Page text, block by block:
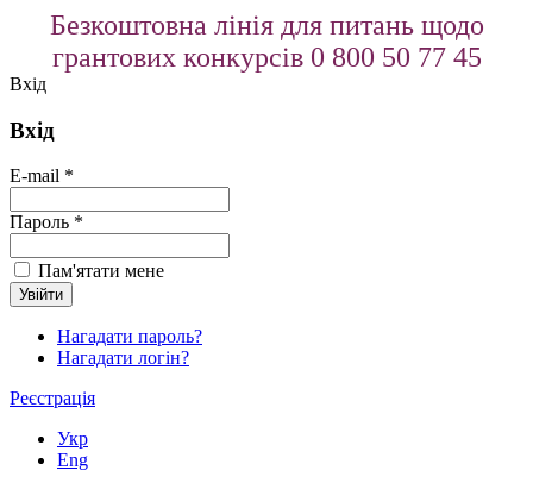
Безкоштовна лінія для питань щодо
грантових конкурсів 0 800 50 77 45
Вхід
Вхід
E-mail *
Пароль *
Пам'ятати мене
Нагадати пароль?
Нагадати логін?
Реєстрація
Укр
Eng